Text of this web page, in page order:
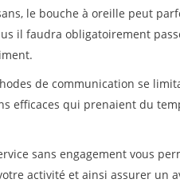
le bouche à oreille peut
il faudra obligatoirement
de communication se
efficaces qui prenaient du
sans engagement vous
activité et ainsi assurer un